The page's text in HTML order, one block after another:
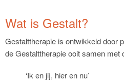
Wat is Gestalt?
Gestalttherapie is ontwikkeld door
de Gestalttherapie ooit samen met
‘Ik en jij, hier en nu’